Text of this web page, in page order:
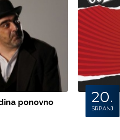
ponovno
20.
SRPANJ